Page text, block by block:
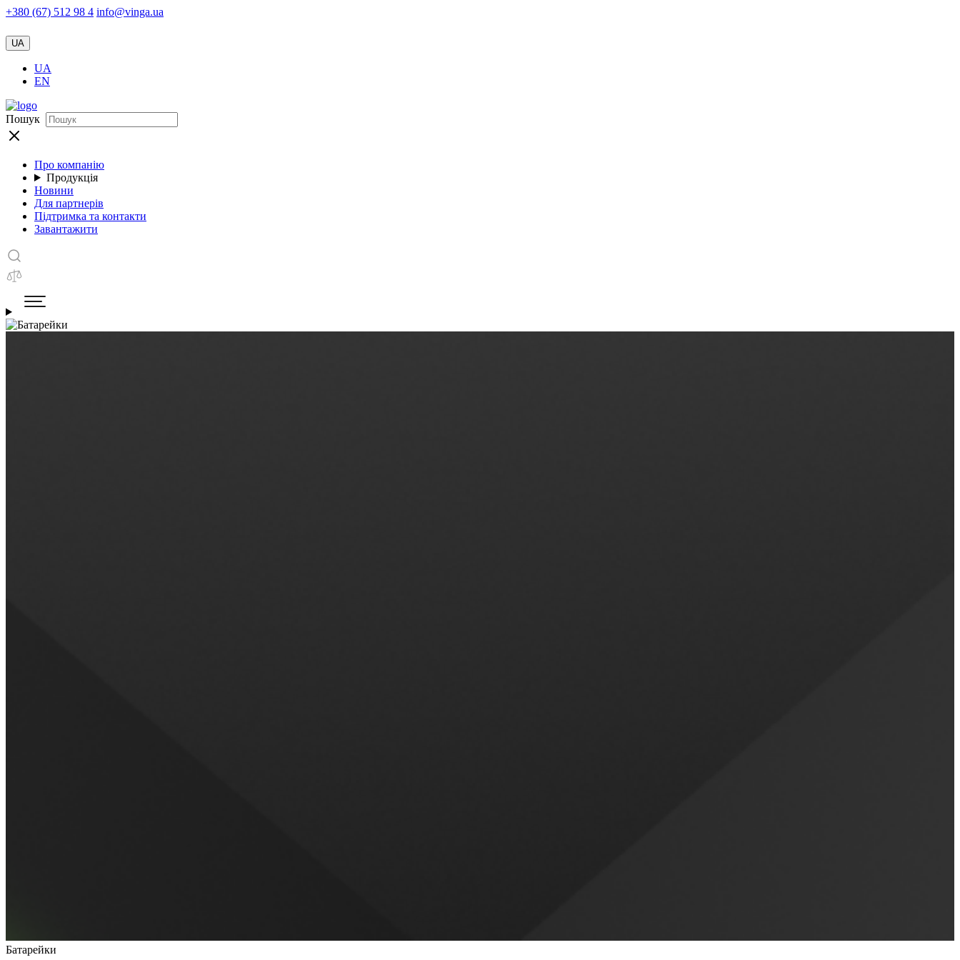
+380 (67) 512 98 4 info@vinga.ua
UA
UA
EN
Пошук
Про компанію
Продукція
Новини
Для партнерів
Підтримка та контакти
Завантажити
Батарейки